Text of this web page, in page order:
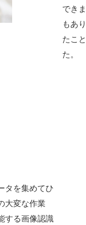
でき
もあ
たこ
た。
タを集めてひ
大変な作業
する画像認識